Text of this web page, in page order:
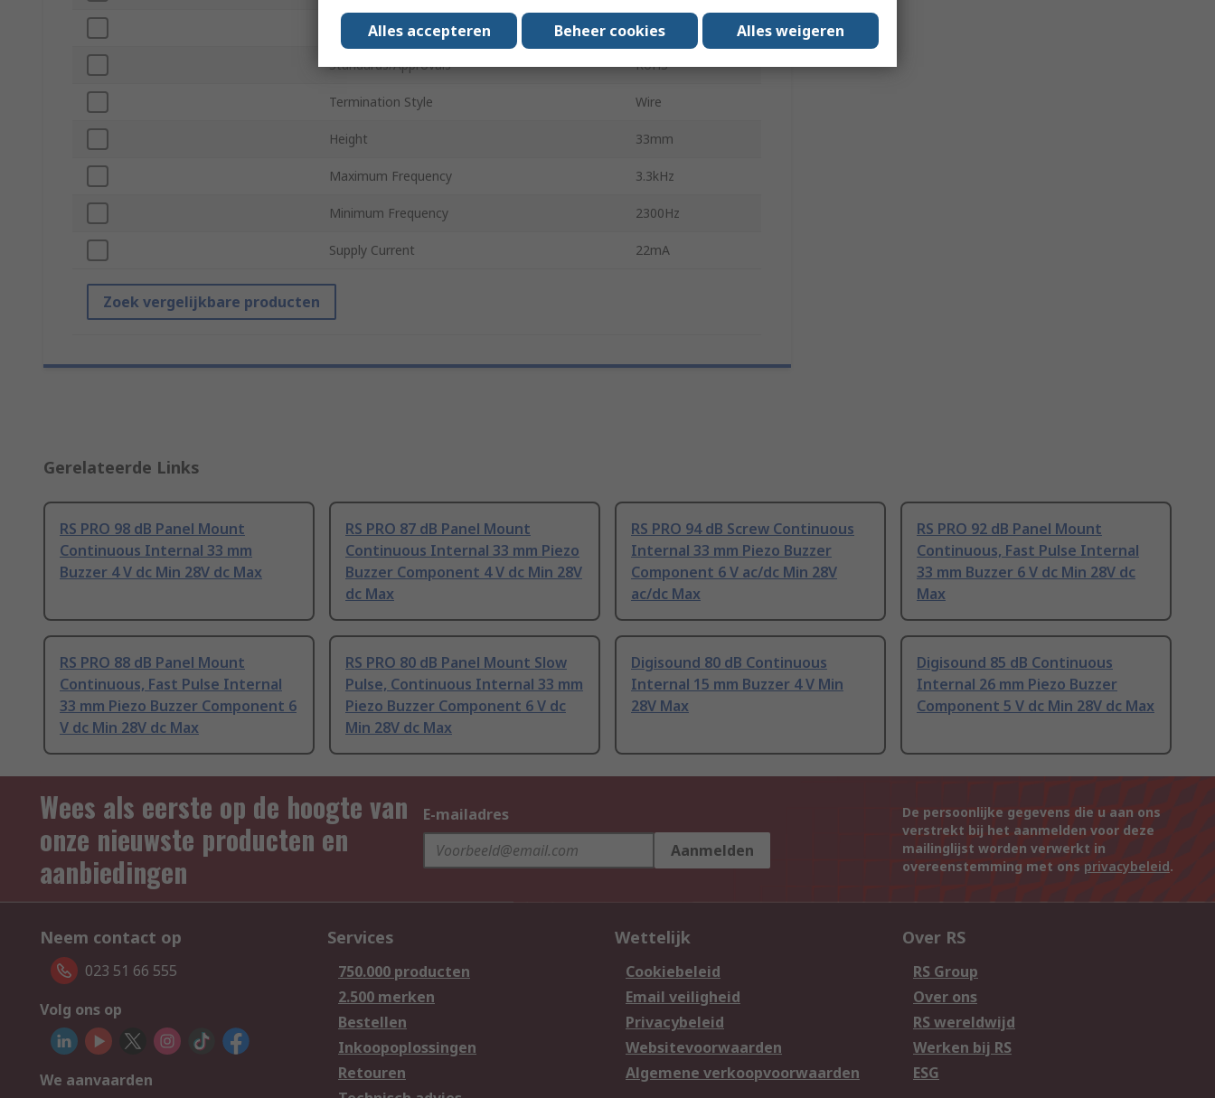
Maximum Operating Temperature 85°C
Standards/Approvals RoHS
Termination Style Wire
Height 33mm
Maximum Frequency 3.3kHz
Minimum Frequency 2300Hz
Supply Current 22mA
Zoek vergelijkbare producten
Gerelateerde Links
RS PRO 98 dB Panel Mount
Continuous Internal 33 mm
Buzzer 4 V dc Min 28V dc Max
RS PRO 87 dB Panel Mount
Continuous Internal 33 mm Piezo
Buzzer Component 4 V dc Min 28V
dc Max
RS PRO 94 dB Screw Continuous
Internal 33 mm Piezo Buzzer
Component 6 V ac/dc Min 28V
ac/dc Max
RS PRO 92 dB Panel Mount
Continuous, Fast Pulse Internal
33 mm Buzzer 6 V dc Min 28V dc
Max
RS PRO 88 dB Panel Mount
Continuous, Fast Pulse Internal
33 mm Piezo Buzzer Component 6
V dc Min 28V dc Max
RS PRO 80 dB Panel Mount Slow
Pulse, Continuous Internal 33 mm
Piezo Buzzer Component 6 V dc
Min 28V dc Max
Digisound 80 dB Continuous
Internal 15 mm Buzzer 4 V Min
28V Max
Digisound 85 dB Continuous
Internal 26 mm Piezo Buzzer
Component 5 V dc Min 28V dc Max
Wees als eerste op de hoogte van
onze nieuwste producten en
aanbiedingen
E-mailadres
Aanmelden
De persoonlijke gegevens die u aan ons
verstrekt bij het aanmelden voor deze
mailinglijst worden verwerkt in
overeenstemming met ons privacybeleid.
Neem contact op
023 51 66 555
Volg ons op
We aanvaarden
Services
750.000 producten
2.500 merken
Bestellen
Inkoopoplossingen
Retouren
Wettelijk
Cookiebeleid
Email veiligheid
Privacybeleid
Websitevoorwaarden
Algemene verkoopvoorwaarden
Over RS
RS Group
Over ons
RS wereldwijd
Werken bij RS
ESG
Alles accepteren Beheer cookies Alles weigeren